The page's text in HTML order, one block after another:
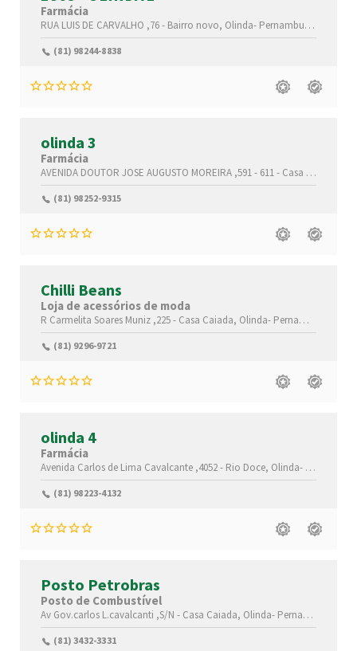
Farmácia
RUA LUIS DE CARVALHO ,76 - Bairro novo, Olinda- Pernambuco(PE)
(81) 98244-8838
olinda 3
Farmácia
AVENIDA DOUTOR JOSE AUGUSTO MOREIRA ,591 - 611 - Casa Caiada,
(81) 98252-9315
Chilli Beans
Loja de acessórios de moda
R Carmelita Soares Muniz ,225 - Casa Caiada, Olinda- Pernambuco(PE)
(81) 9296-9721
olinda 4
Farmácia
Avenida Carlos de Lima Cavalcante ,4052 - Rio Doce, Olinda-
(81) 98223-4132
Posto Petrobras
Posto de Combustível
Av Gov.carlos L.cavalcanti ,S/N - Casa Caiada, Olinda- Pernambuco(PE)
(81) 3432-3331